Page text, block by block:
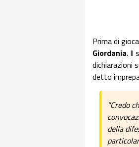
Prima di
Giordania. Il
dichiarazioni
detto
"Credo
della